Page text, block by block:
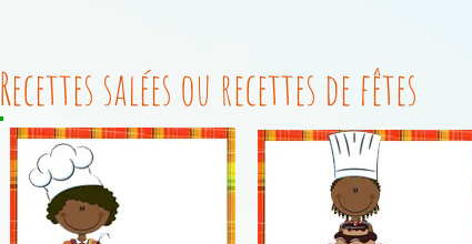
Recettes salées ou recettes de fêtes